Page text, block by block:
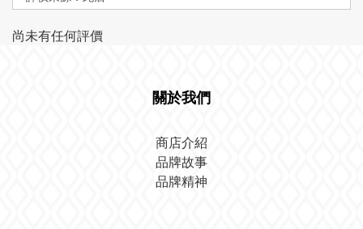
尚未有任何評價
關於我們
商店介紹
品牌故事
品牌精神